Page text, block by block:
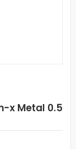
x Metal 0.5